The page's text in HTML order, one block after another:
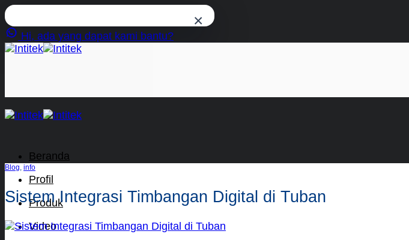
×
Hi, ada yang dapat kami bantu?
Skip
Beranda
Profil
Produk
Video
Blog info
Sistem Integrasi Timbangan Digital di Tuban